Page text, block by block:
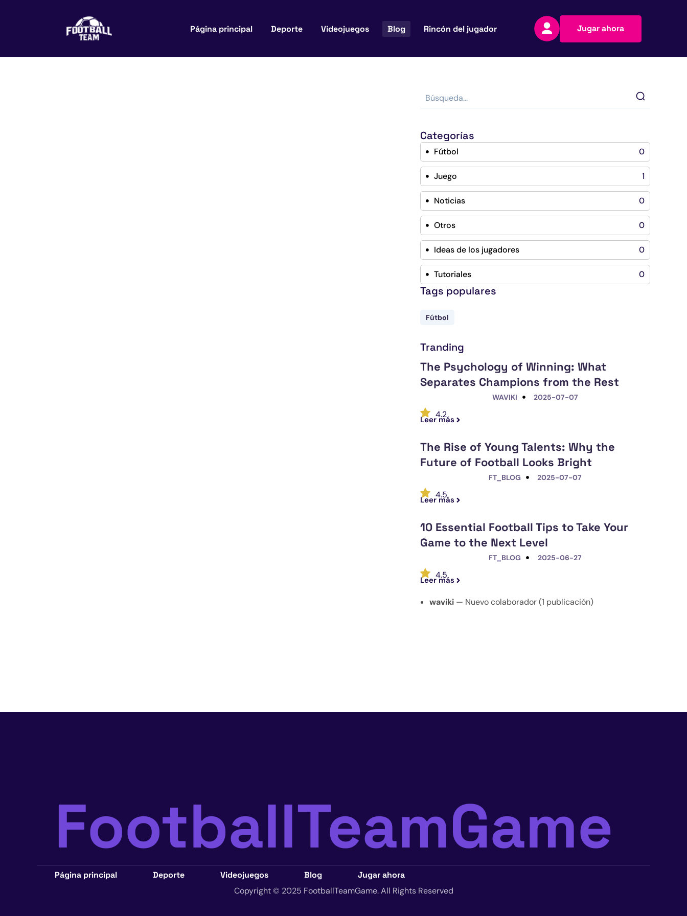
Página principal Deporte Videojuegos Blog Rincón del jugador Jugar ahora
Categorías
Fútbol 0
Juego 1
Noticias 0
Otros 0
Ideas de los jugadores 0
Tutoriales 0
Tags populares
Fútbol
Tranding
WAVIKI 2025-07-07
4.2
The Psychology of Winning: What
Separates Champions from the Rest
Leer más
FT_BLOG 2025-07-07
4.5
The Rise of Young Talents: Why the
Future of Football Looks Bright
Leer más
FT_BLOG 2025-06-27
4.5
10 Essential Football Tips to Take Your
Game to the Next Level
Leer más
waviki— Nuevo colaborador (1 publicación)
FootballTeamGame
Página principal Deporte Videojuegos Blog
Jugar ahora
Copyright © 2025 FootballTeamGame. All Rights Reserved